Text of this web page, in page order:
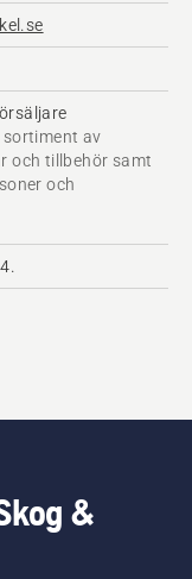
av
och tillbehör samt
och
&